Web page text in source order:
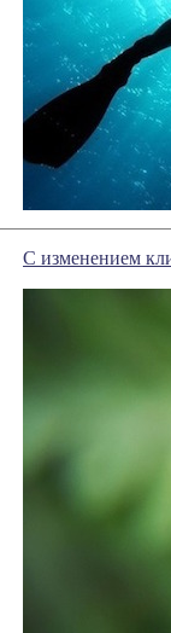
С изменением